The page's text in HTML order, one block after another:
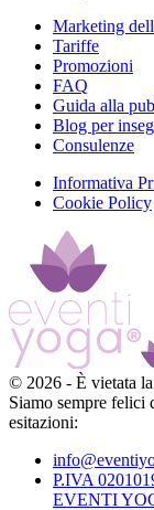
Marketing
Tariffe
Promozioni
FAQ
Guida alla
Blog per
Consulenze
Informativa
Cookie Policy
© 2026 - È vietata
Siamo sempre felici
esitazioni:
P.IVA
EVENTI